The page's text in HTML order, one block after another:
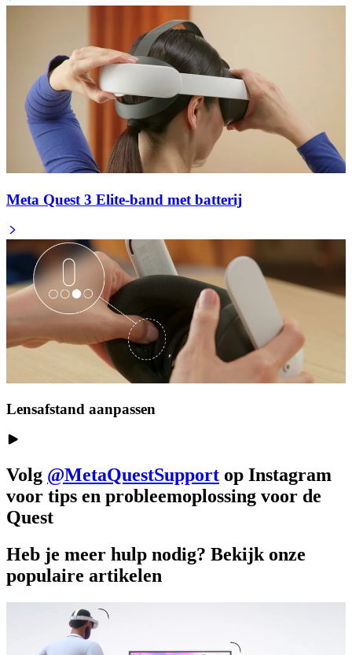
Meta Quest 3 Elite-band met batterij
Lensafstand aanpassen
Volg @MetaQuestSupport op Instagram
voor tips en probleemoplossing voor de
Quest
Heb je meer hulp nodig? Bekijk onze
populaire artikelen